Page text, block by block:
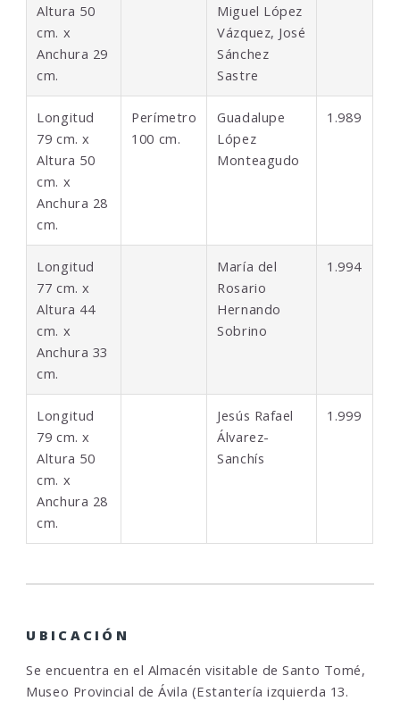
Altura 50
cm. x
Anchura 29
cm.
Miguel López
Vázquez, José
Sánchez
Sastre
Longitud
79 cm. x
Altura 50
cm. x
Anchura 28
cm.
Perímetro
100 cm.
Guadalupe
López
Monteagudo
1.989
Longitud
77 cm. x
Altura 44
cm. x
Anchura 33
cm.
María del
Rosario
Hernando
Sobrino
1.994
Longitud
79 cm. x
Altura 50
cm. x
Anchura 28
cm.
Jesús Rafael
Álvarez-
Sanchís
1.999
UBICACIÓN
Se encuentra en el Almacén visitable de Santo Tomé,
Museo Provincial de Ávila (Estantería izquierda 13.